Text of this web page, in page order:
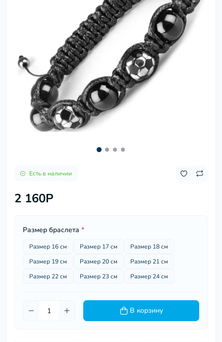
Есть в наличии
2 160P
Размер браслета *
Размер 16 см Размер 17 см
Размер 18 см
Размер 19 см
Размер 20 см
Размер 21 см
Размер 22 см
Размер 23 см Размер 24 см
В корзину